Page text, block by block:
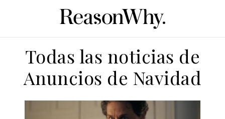
Todas las noticias de
Anuncios de Navidad